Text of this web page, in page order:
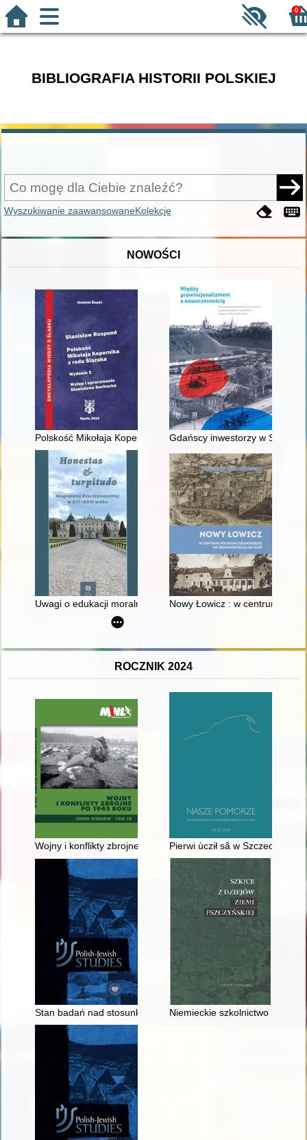
0
BIBLIOGRAFIA HISTORII POLSKIEJ
Wyszukiwanie zaawansowaneKolekcje
NOWOŚCI
Polskość Mikołaja Kopernika z rodu Ślązaka
Gdańscy inwestorzy w
Uwagi o edukacji moralnej synów szlacheckich w XVI-
Nowy Łowicz : w centrum
ROCZNIK 2024
Wojny i konflikty zbrojne po 1945 roku : zbiór studiów. T. 10
Pierwi ùcził sã w Szczecënie,
Stan badań nad stosunkami polsko-żydowskimi na ziemiach
Niemieckie szkolnictwo